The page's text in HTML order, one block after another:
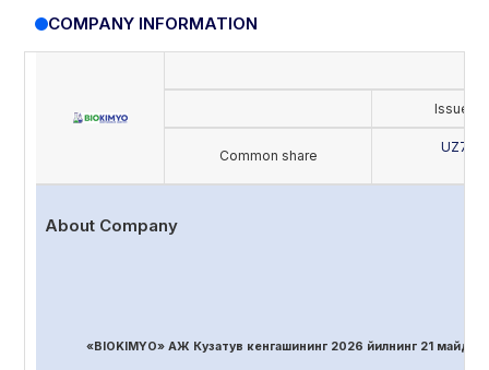
COMPANY INFORMATION
Issue's
Common share
About Company
«BIOKIMYO» АЖ Кузатув кенгашининг 2026 йилнинг 21